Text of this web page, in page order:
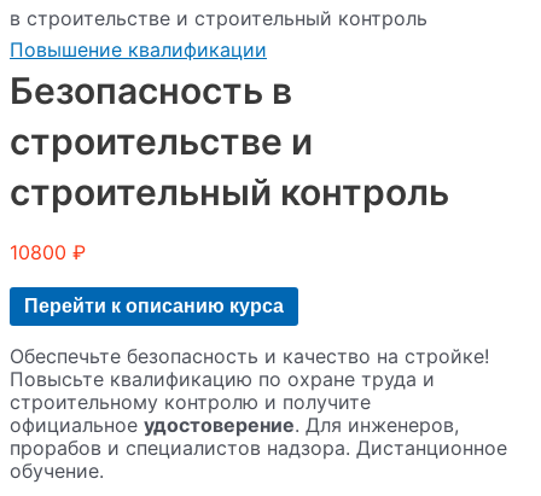
в строительстве и строительный контроль
Повышение квалификации
Безопасность в
строительстве и
строительный контроль
10800 ₽
Перейти к описанию курса
Обеспечьте безопасность и качество на стройке!
Повысьте квалификацию по охране труда и
строительному контролю и получите
официальное удостоверение. Для инженеров,
прорабов и специалистов надзора. Дистанционное
обучение.